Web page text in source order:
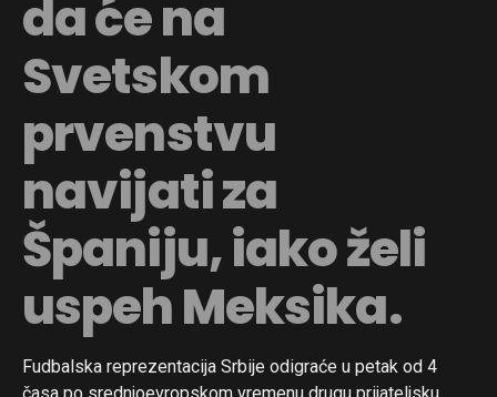
da će na
Svetskom
prvenstvu
navijati za
Španiju, iako želi
uspeh Meksika.
Fudbalska reprezentacija Srbije odigraće u petak od 4